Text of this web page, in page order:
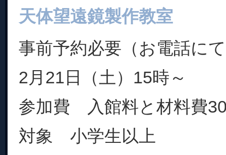
天体望遠鏡製作教室
事前予約必要（お電話に
2月21日（土）15時～
参加費 入館料と材料費
対象 小学生以上